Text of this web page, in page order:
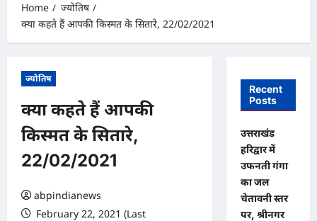
Home
ज्योतिष
क्या कहते हैं आपकी किस्मत के सितारे, 22/02/2021
ज्योतिष
क्या कहते हैं आपकी
किस्मत के सितारे,
22/02/2021
abpindianews
February 22, 2021 (Last
Recent
Posts
उत्तराखंड
हरिद्वार में
उफनती गंगा
का जल
चेतावनी स्तर
पर, श्रीनगर